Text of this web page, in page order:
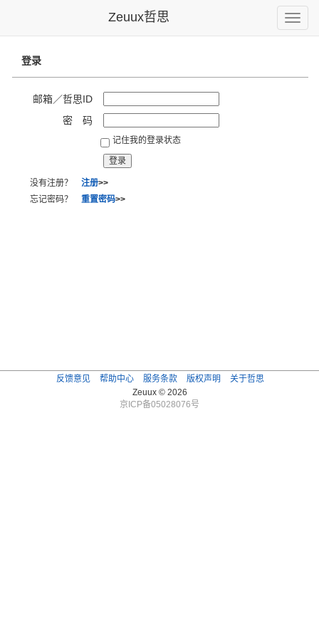
Toggle
Zeuux哲思
登录
邮箱／哲思ID
密 码
记住我的登录状态
没有注册？ 注册>>
忘记密码？ 重置密码>>
反馈意见 帮助中心 服务条款 版权声明
关于哲思
Zeuux © 2026
京ICP备05028076号